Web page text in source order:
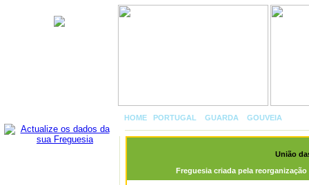
HOME PORTUGAL GUARDA GOUVEIA
União
Freguesia criada pela